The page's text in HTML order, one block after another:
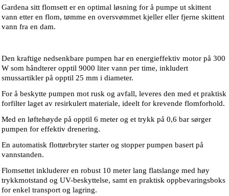
Gardena sitt flomsett er en optimal løsning for å pumpe ut skittent
vann etter en flom, tømme en oversvømmet kjeller eller fjerne skittent
vann fra en dam.
Den kraftige nedsenkbare pumpen har en energieffektiv motor på 300
W som håndterer opptil 9000 liter vann per time, inkludert
smussartikler på opptil 25 mm i diameter.
For å beskytte pumpen mot rusk og avfall, leveres den med et praktisk
forfilter laget av resirkulert materiale, ideelt for krevende flomforhold.
Med en løftehøyde på opptil 6 meter og et trykk på 0,6 bar sørger
pumpen for effektiv drenering.
En automatisk flottørbryter starter og stopper pumpen basert på
vannstanden.
Flomsettet inkluderer en robust 10 meter lang flatslange med høy
trykkmotstand og UV-beskyttelse, samt en praktisk oppbevaringsboks
for enkel transport og lagring.